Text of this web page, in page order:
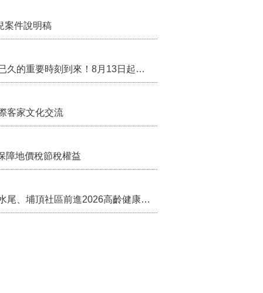
案件說明稿
行政院核定西拉雅族為平埔原住民族群 盼望已久的重要時刻到來！8月13日起受理民族成員名冊登記
客家文化交流
障地價稅節稅權益
苗栗農村綠色照顧成果登上全國舞台！ 後龍水尾、埔頂社區前進2026高齡健康產業博覽會